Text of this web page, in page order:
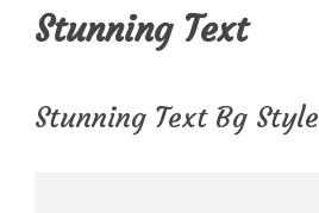
Stunning Text
Stunning Text Bg Style